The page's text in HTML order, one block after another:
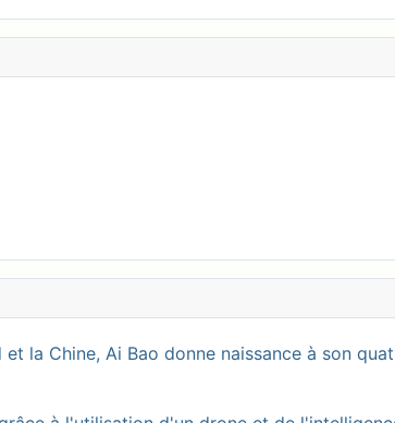
la Chine, Ai Bao donne naissance à son